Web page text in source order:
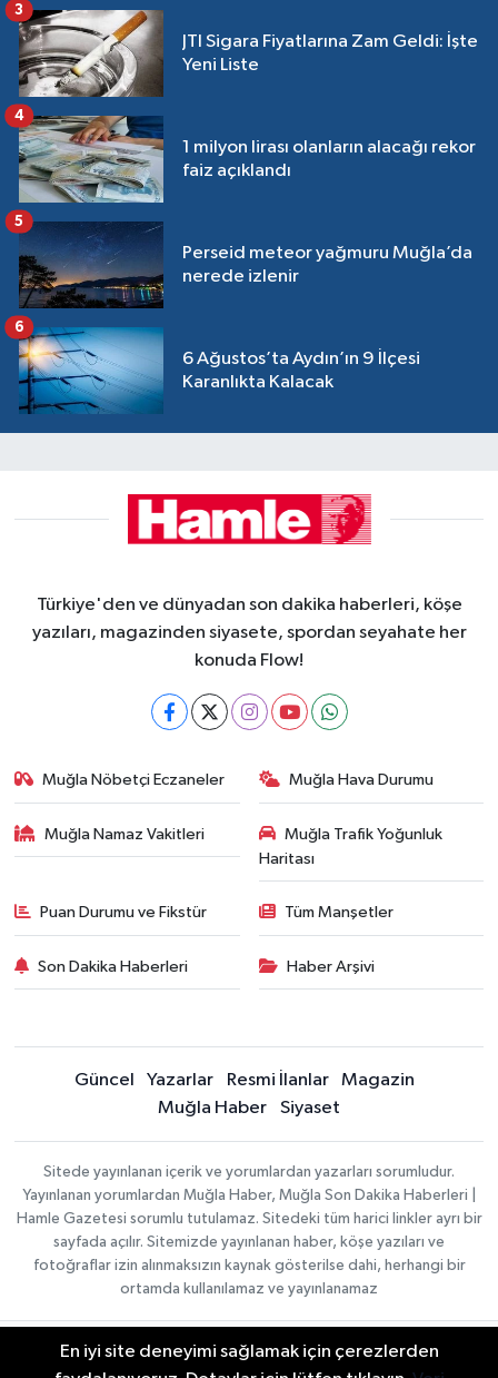
JTI Sigara Fiyatlarına Zam Geldi: İşte
Yeni Liste
3
1 milyon lirası olanların alacağı rekor
faiz açıklandı
4
Perseid meteor yağmuru Muğla’da
nerede izlenir
5
6 Ağustos’ta Aydın’ın 9 İlçesi
Karanlıkta Kalacak
6
Türkiye'den ve dünyadan son dakika haberleri, köşe
yazıları, magazinden siyasete, spordan seyahate her
konuda Flow!
Muğla Nöbetçi Eczaneler Muğla Hava Durumu
Muğla Namaz Vakitleri
Muğla Trafik Yoğunluk
Haritası
Puan Durumu ve Fikstür Tüm Manşetler
Son Dakika Haberleri Haber Arşivi
Güncel Yazarlar Resmi İlanlar
Magazin
Muğla Haber
Siyaset
Sitede yayınlanan içerik ve yorumlardan yazarları sorumludur.
Yayınlanan yorumlardan Muğla Haber, Muğla Son Dakika Haberleri |
Hamle Gazetesi sorumlu tutulamaz. Sitedeki tüm harici linkler ayrı bir
sayfada açılır. Sitemizde yayınlanan haber, köşe yazıları ve
fotoğraflar izin alınmaksızın kaynak gösterilse dahi, herhangi bir
ortamda kullanılamaz ve yayınlanamaz
Gizlilik Sözleşmesi
Veri Politikası
Haber Yazılımı: TE Bilişim
En iyi site deneyimi sağlamak için çerezlerden